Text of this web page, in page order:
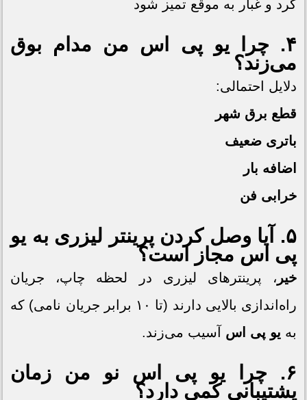
گرد و غبار به موقع تمیز شود
۴. چرا یو پی اس من مدام بوق
می‌زند؟
دلایل احتمالی:
قطع برق شهر
باتری ضعیف
اضافه بار
خرابی فن
۵. آیا وصل کردن پرینتر لیزری به
یو
پی اس مجاز است؟
خیر ، پرینترهای لیزری در لحظه چاپ، جریان
راه‌اندازی بالایی دارند (تا ۱۰ برابر جریان نامی) که
به یو پی اس آسیب می‌زند.
۶. چرا یو پی اس نو من زمان
پشتیبانی کمی دارد؟